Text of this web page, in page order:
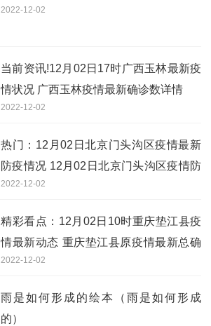
2022-12-02
当前资讯!12月02日17时广西玉林最新疫
情状况 广西玉林疫情最新确诊数详情
2022-12-02
热门：12月02日北京门头沟区疫情最新
防疫情况 12月02日北京门头沟区疫情防
控最新消息
2022-12-02
精彩看点：12月02日10时重庆垫江县疫
情最新动态 重庆垫江县原疫情最新总确
诊人数
2022-12-02
雨是如何形成的绘本（雨是如何形成
的）